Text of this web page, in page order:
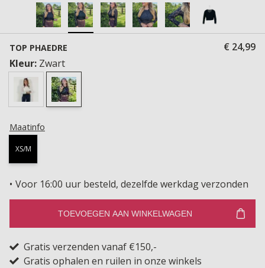
TOP PHAEDRE
€ 24,99
Kleur: Zwart
Maatinfo
XS/M
Voor 16:00 uur besteld, dezelfde werkdag verzonden
TOEVOEGEN AAN WINKELWAGEN
Gratis verzenden vanaf €150,-
Gratis ophalen en ruilen in onze winkels